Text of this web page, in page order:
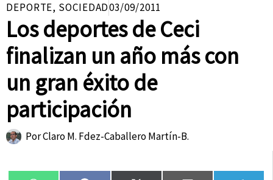
DEPORTE, SOCIEDAD03/09/2011
Los deportes de Ceci
finalizan un año más con
un gran éxito de
participación
PorClaro M. Fdez-Caballero Martín-B.